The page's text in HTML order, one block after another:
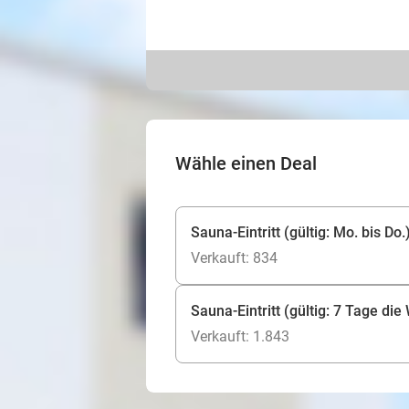
Wähle einen Deal
Sauna-Eintritt (gültig: Mo. bis Do.)
Verkauft: 834
Sauna-Eintritt (gültig: 7 Tage die
Verkauft: 1.843